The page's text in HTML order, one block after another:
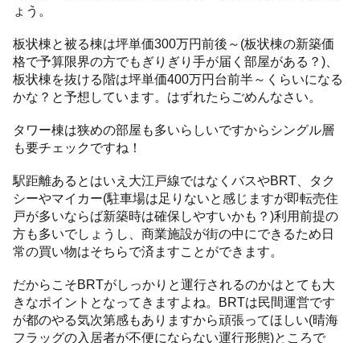
ょう。
板状棟と被る棟は坪単価300万円前後～(板状棟の新築価
格で予算限界の方でもぎりぎり手が届く部屋がある？)、
板状棟を抜ける階は坪単価400万円台前半～くらいになる
かな？と予想しています。はずれたらごめんなさい。
タワー棟は狭めの部屋も多いらしいですからシングル層
も要チェックですね！
駅距離あるとはいえ大江戸線ではなくバスやBRT、タク
シーやマイカー(駐車場は足りないと感じますが即転売住
戸が多いならば新築時は確保しやすいかも？)利用前提の
方も多いでしょうし、商業施設が街の中にできるため日
常の買い物はそちらで済ますことができます。
だからこそBRTがしっかりと運行されるのかはとても大
きなポイントとなってきますよね。BRTは民間運営です
が都のやる気次第感もありますから頑張ってほしい(晴海
フラッグの入居者が不便にならない運行形態)ところで